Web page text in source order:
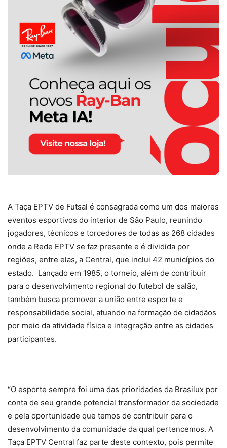
A Taça EPTV de Futsal é consagrada como um dos maiores
eventos esportivos do interior de São Paulo, reunindo
jogadores, técnicos e torcedores de todas as 268 cidades
onde a Rede EPTV se faz presente e é dividida por
regiões, entre elas, a Central, que inclui 42 municípios do
estado. Lançado em 1985, o torneio, além de contribuir
para o desenvolvimento regional do futebol de salão,
também busca promover a união entre esporte e
responsabilidade social, atuando na formação de cidadãos
por meio da atividade física e integração entre as cidades
participantes.
“O esporte sempre foi uma das prioridades da Brasilux por
conta de seu grande potencial transformador da sociedade
e pela oportunidade que temos de contribuir para o
desenvolvimento da comunidade da qual pertencemos. A
Taça EPTV Central faz parte deste contexto, pois permite